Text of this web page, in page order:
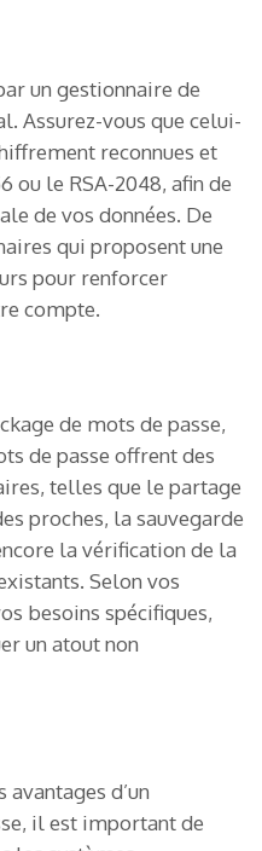
un gestionnaire de
Assurez-vous que celui-
reconnues et
ou le RSA-2048, afin de
de vos données. De
qui proposent une
pour renforcer
compte.
de mots de passe,
de passe offrent des
telles que le partage
proches, la sauvegarde
la vérification de la
Selon vos
besoins spécifiques,
un atout non
d’un
il est important de